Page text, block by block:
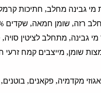
גבינה מחלב, חתיכות
ממותק, מלח, שקדים 3%, שקדים 5.5%, מוצר מי גבינה, מתחלב
שומן, מייצבים קמח זרעי
מקדמיה, פקאנים, בוטנים,